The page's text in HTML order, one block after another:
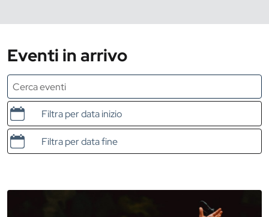
Eventi in arrivo
Data e ora di inizio
Data e ora di fine